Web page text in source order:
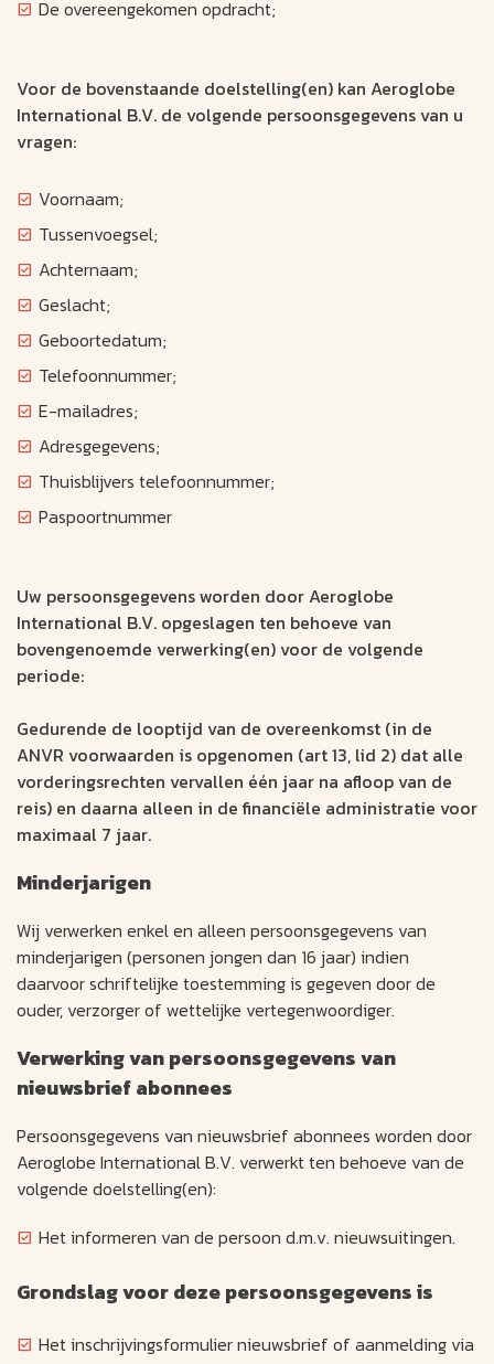
De overeengekomen opdracht;
Voor de bovenstaande doelstelling(en) kan Aeroglobe
International B.V. de volgende persoonsgegevens van u
vragen:
Voornaam;
Tussenvoegsel;
Achternaam;
Geslacht;
Geboortedatum;
Telefoonnummer;
E-mailadres;
Adresgegevens;
Thuisblijvers telefoonnummer;
Paspoortnummer
Uw persoonsgegevens worden door Aeroglobe
International B.V. opgeslagen ten behoeve van
bovengenoemde verwerking(en) voor de volgende
periode:
Gedurende de looptijd van de overeenkomst (in de
ANVR voorwaarden is opgenomen (art 13, lid 2) dat alle
vorderingsrechten vervallen één jaar na afloop van de
reis) en daarna alleen in de financiële administratie voor
maximaal 7 jaar.
Minderjarigen
Wij verwerken enkel en alleen persoonsgegevens van
minderjarigen (personen jongen dan 16 jaar) indien
daarvoor schriftelijke toestemming is gegeven door de
ouder, verzorger of wettelijke vertegenwoordiger.
Verwerking van persoonsgegevens van
nieuwsbrief abonnees
Persoonsgegevens van nieuwsbrief abonnees worden door
Aeroglobe International B.V. verwerkt ten behoeve van de
volgende doelstelling(en):
Het informeren van de persoon d.m.v. nieuwsuitingen.
Grondslag voor deze persoonsgegevens is
Het inschrijvingsformulier nieuwsbrief of aanmelding via